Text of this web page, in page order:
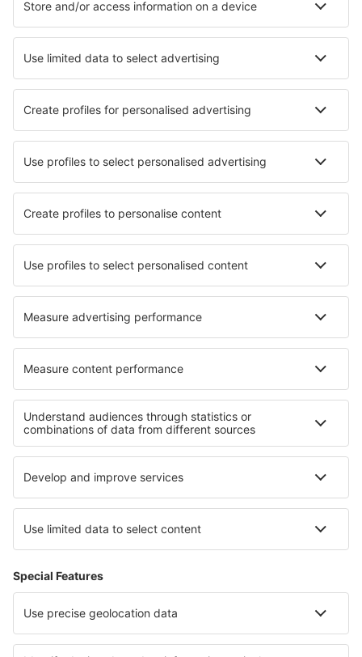
Hoteluri în Paris Hoteluri în Le Cap d`Agde
Hoteluri în Sarzeau Hoteluri în Dinard
Hoteluri în Cagnes-sur-Mer Hoteluri în Carcassonne
Cele mai bune hoteluri - orașe
Hoteluri în Fort Myers Beach Hoteluri în Kariá
Hoteluri în Anserall Hoteluri în Tonto Basin
Hoteluri în Frankenberg Hoteluri în Parkgate
Cele mai bune hoteluri - regiuni
Hoteluri în Tignes Hoteluri către Languedoc-Roussillon
Hoteluri în Valea Loirei Hoteluri în Regiunea Mont Blanc
Hoteluri în regiunea Munților Jura
Hoteluri în Delta Dunării Hoteluri in Zacatecas